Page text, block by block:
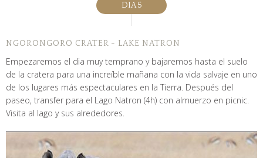
DIA 5
NGORONGORO CRATER - LAKE NATRON
Empezaremos el dia muy temprano y bajaremos hasta el suelo
de la cratera para una increíble mañana con la vida salvaje en uno
de los lugares más espectaculares en la Tierra. Después del
paseo, transfer para el Lago Natron (4h) con almuerzo en picnic.
Visita al lago y sus alrededores.